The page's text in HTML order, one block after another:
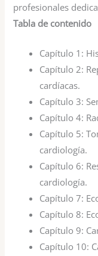
profesionales
Tabla de contenido
Capítulo 1:
Capítulo 2:
cardíacas.
Capítulo 3:
Capítulo 4:
Capítulo 5:
cardiología.
Capítulo 6:
cardiología.
Capítulo 7:
Capítulo 8:
Capítulo 9:
Capítulo 10: